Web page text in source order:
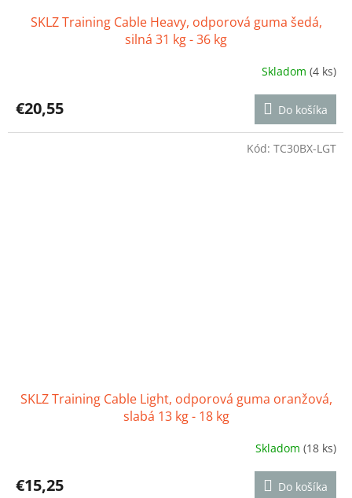
SKLZ Training Cable Heavy, odporová guma šedá,
silná 31 kg - 36 kg
produktu
je
5,0
Skladom(4 ks)
€20,55 Do košíka
SKLZ Training Cable Light, odporová guma oranžová,
slabá 13 kg - 18 kg
produktu
Skladom(18 ks)
€15,25 Do košíka
Kód: TC30BX-LGT